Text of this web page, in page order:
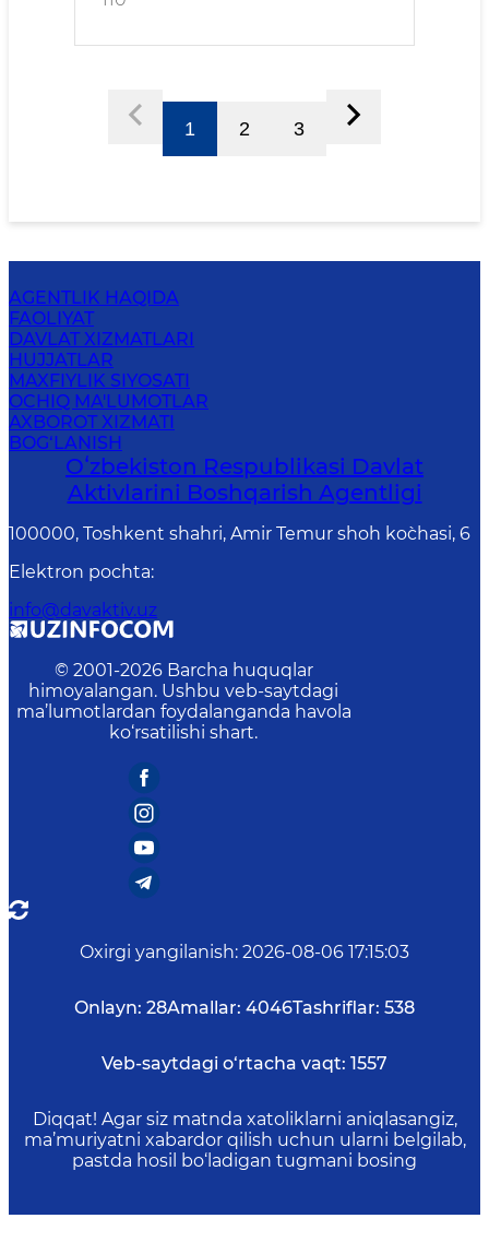
1 2 3
AGENTLIK HAQIDA
FAOLIYAT
DAVLAT XIZMATLARI
HUJJATLAR
MAXFIYLIK SIYOSATI
OCHIQ MA'LUMOTLAR
AXBOROT XIZMATI
BOG‘LANISH
Oʻzbekiston Respublikasi Davlat
Aktivlarini Boshqarish Agentligi
100000, Toshkent shahri, Amir Temur shoh ko`chasi, 6
Elektron pochta:
info@davaktiv.uz
© 2001-2026 Barcha huquqlar
himoyalangan. Ushbu veb-saytdagi
ma’lumotlardan foydalanganda havola
ko‘rsatilishi shart.
Oxirgi yangilanish: 2026-08-06 17:15:03
Onlayn: 28Amallar: 4046Tashriflar: 538
Veb-saytdagi o‘rtacha vaqt: 1557
Diqqat! Agar siz matnda xatoliklarni aniqlasangiz,
ma’muriyatni xabardor qilish uchun ularni belgilab,
pastda hosil bo‘ladigan tugmani bosing